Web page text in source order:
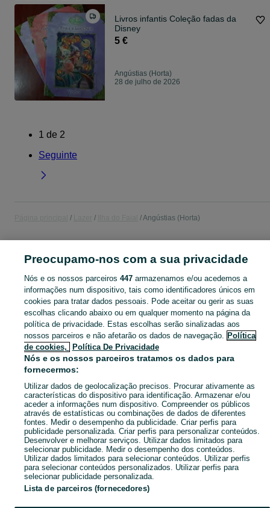
Livros infantis Coleção fadas da
Disney
5 €
Angústias (Horta)
28 de julho de 2026
1 de 2
Seguinte
Angústias (Horta)
CATEGORIA
Navegue pelos últimos anúncios de Lazer em Angústias (Horta) no OLX Portugal. Compre e venda produtos locais com facilidade e segurança. Mostrar
Mapa do site
Mapa das freguesias
Mapa de mini-sites
Pesquisas populares
Preocupamo-nos com a sua privacidade
Nós e os nossos parceiros 447armazenamos e/ou acedemos a
informações num dispositivo, tais como identificadores únicos em
cookies para tratar dados pessoais. Pode aceitar ou gerir as suas
escolhas clicando abaixo ou em qualquer momento na página da
política de privacidade. Estas escolhas serão sinalizadas aos
nossos parceiros e não afetarão os dados de navegação. Política
de cookies,
Política De Privacidade
Nós e os nossos parceiros tratamos os dados para
fornecermos:
Utilizar dados de geolocalização precisos. Procurar ativamente as
características do dispositivo para identificação. Armazenar e/ou
aceder a informações num dispositivo. Compreender os públicos
através de estatísticas ou combinações de dados de diferentes
fontes. Medir o desempenho da publicidade. Criar perfis para
publicidade personalizada. Criar perfis para personalizar conteúdos.
Desenvolver e melhorar serviços. Utilizar dados limitados para
selecionar publicidade. Medir o desempenho dos conteúdos.
Utilizar dados limitados para selecionar conteúdos. Utilizar perfis
para selecionar conteúdos personalizados. Utilizar perfis para
selecionar publicidade personalizada.
Lista de parceiros (fornecedores)